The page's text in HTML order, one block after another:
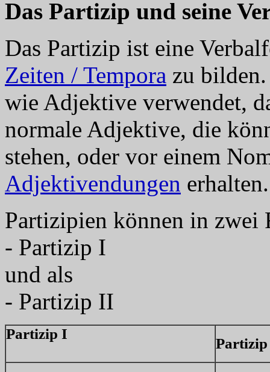
Das Partizip und seine
Das Partizip ist eine
Zeiten / Tempora zu
wie Adjektive verwendet,
normale Adjektive, die
stehen, oder vor einem
Adjektivendungen erhalten.
Partizipien können in zwei
- Partizip I
und als
- Partizip II
Partizip I